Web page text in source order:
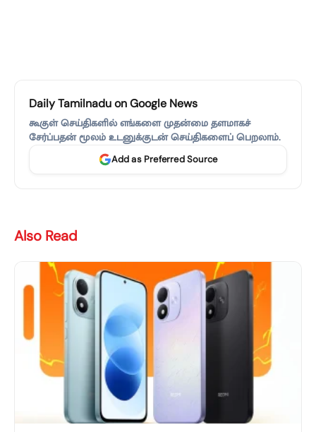
Daily Tamilnadu on Google News
கூகுள் செய்திகளில் எங்களை முதன்மை தளமாகச்
சேர்ப்பதன் மூலம் உடனுக்குடன் செய்திகளைப் பெறலாம்.
Add as Preferred Source
Also Read